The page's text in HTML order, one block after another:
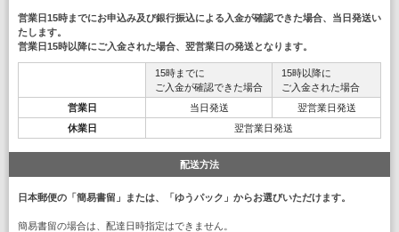
営業日15時までにお申込み及び銀行振込による入金が確認できた場合、当日発送い
たします。
営業日15時以降にご入金された場合、翌営業日の発送となります。
15時までに
ご入金が確認できた場合
15時以降に
ご入金された場合
営業日
当日発送
翌営業日発送
休業日
翌営業日発送
配送方法
日本郵便の「簡易書留」または、「ゆうパック」からお選びいただけます。
簡易書留の場合は、配達日時指定はできません。